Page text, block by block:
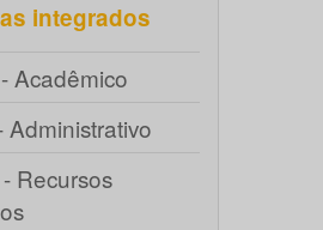
integrados
Acadêmico
Administrativo
Recursos